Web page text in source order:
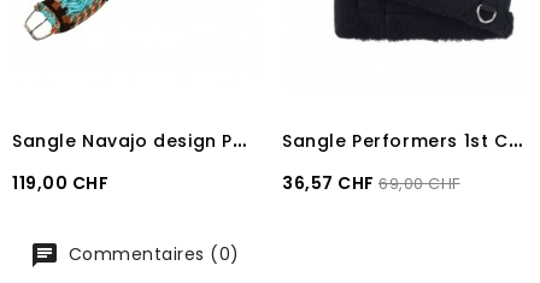
S
angle Navajo design Pools
Prix
119,00 CHF
S
angle Performers 1st Choice Poney 30"
Prix
36,57 CHF Prix
69,00 CHF
Commentaires (0)